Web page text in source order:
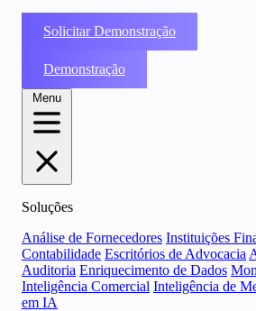
Solicitar Demonstração
Demonstração
Menu
Soluções
Análise de Fornecedores Instituições
Contabilidade Escritórios de Advocacia
Auditoria Enriquecimento de Dados
Inteligência Comercial Inteligência de
em IA